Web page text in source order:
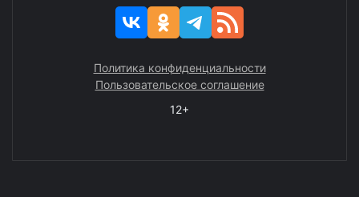
Политика конфиденциальности
Пользовательское соглашение
12+